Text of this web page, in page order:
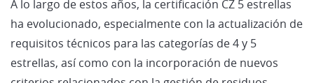
A lo largo de estos años, la certificación CZ 5 estrellas
ha evolucionado, especialmente con la actualización de
requisitos técnicos para las categorías de 4 y 5
estrellas, así como con la incorporación de nuevos